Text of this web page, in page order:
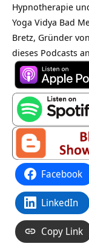
Hypnotherapie
Yoga Vidya Bad
Bretz, Gründer
dieses Podcasts
Facebook
LinkedIn
Copy Link